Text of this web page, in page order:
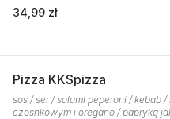
34,99 zł
Pizza KKSpizza
sos / ser / salami peperoni / kebab /
czosnkowym i oregano / papryką